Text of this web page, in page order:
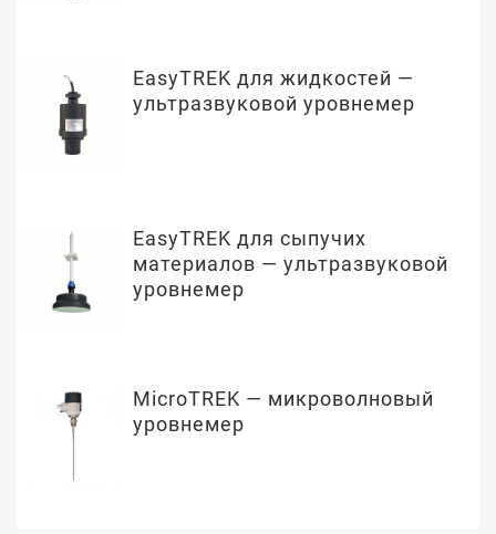
EasyTREK для жидкостей —
ультразвуковой уровнемер
EasyTREK для сыпучих
материалов — ультразвуковой
уровнемер
MicroTREK — микроволновый
уровнемер